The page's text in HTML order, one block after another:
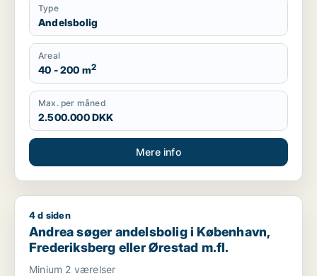
Type
Andelsbolig
Areal
40 - 200 m2
Max. per måned
2.500.000 DKK
Mere info
Andrea søger andelsbolig i København, Frederiksberg eller
4 d siden
Andrea søger andelsbolig i København,
Frederiksberg eller Ørestad m.fl.
Minium 2 værelser